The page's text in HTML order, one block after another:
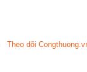
Theo dõi